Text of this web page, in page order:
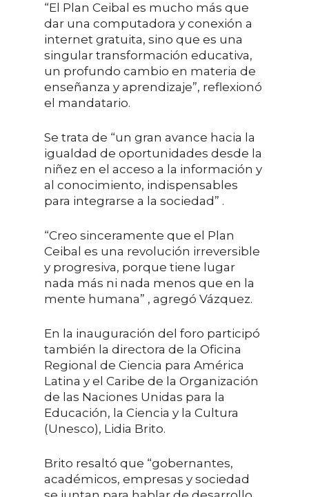
“El Plan Ceibal es mucho más que
dar una computadora y conexión a
internet gratuita, sino que es una
singular transformación educativa,
un profundo cambio en materia de
enseñanza y aprendizaje”, reflexionó
el mandatario.
Se trata de “un gran avance hacia la
igualdad de oportunidades desde la
niñez en el acceso a la información y
al conocimiento, indispensables
para integrarse a la sociedad” .
“Creo sinceramente que el Plan
Ceibal es una revolución irreversible
y progresiva, porque tiene lugar
nada más ni nada menos que en la
mente humana” , agregó Vázquez.
En la inauguración del foro participó
también la directora de la Oficina
Regional de Ciencia para América
Latina y el Caribe de la Organización
de las Naciones Unidas para la
Educación, la Ciencia y la Cultura
(Unesco), Lidia Brito.
Brito resaltó que “gobernantes,
académicos, empresas y sociedad